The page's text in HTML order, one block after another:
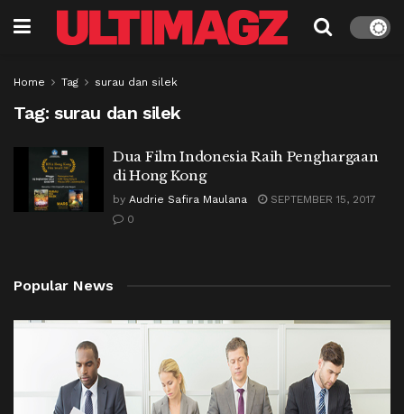
Home Tag surau dan silek
Tag: surau dan silek
Dua Film Indonesia Raih Penghargaan
di Hong Kong
by Audrie Safira Maulana
SEPTEMBER 15, 2017
0
Popular News